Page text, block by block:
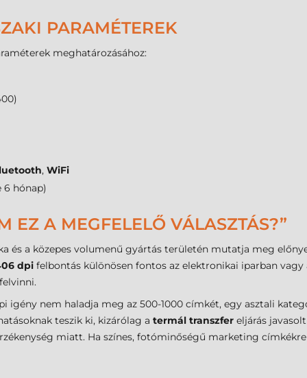
PARAMÉTEREK
meghatározásához:
, WiFi
hónap)
EZ A MEGFELELŐ VÁLASZTÁS?”
és a közepes volumenű gyártás területén mutatja meg
dpi felbontás különösen fontos az elektronikai iparban vagy
igény nem haladja meg az 500-1000 címkét, egy asztali
teszik ki, kizárólag a termál transzfer eljárás
miatt. Ha színes, fotóminőségű marketing címkékre